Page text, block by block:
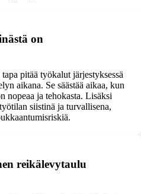
on
pitää työkalut järjestyksessä
aikana. Se säästää aikaa, kun
nopeaa ja tehokasta. Lisäksi
siistinä ja turvallisena,
reikälevytaulu